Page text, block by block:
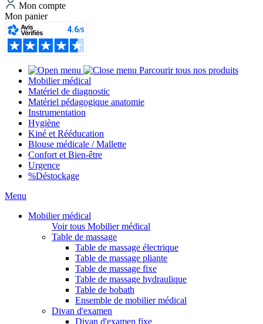
Mon compte
Mon panier
Parcourir tous nos produits
Mobilier médical
Matériel de diagnostic
Matériel pédagogique anatomie
Instrumentation
Hygiène
Kiné et Rééducation
Blouse médicale / Mallette
Confort et Bien-être
Urgence
%Déstockage
Menu
Mobilier médical
Voir tous Mobilier médical
Table de massage
Table de massage électrique
Table de massage pliante
Table de massage fixe
Table de massage hydraulique
Table de bobath
Ensemble de mobilier médical
Divan d'examen
Divan d'examen fixe